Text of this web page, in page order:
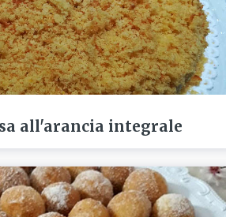
all'arancia integrale